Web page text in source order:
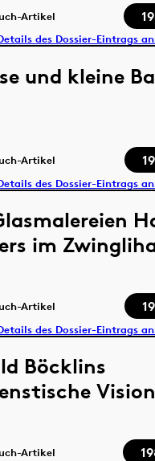
Artikel
des Dossier-Eintrags
und kleine
Artikel
des Dossier-Eintrags
im
Artikel
des Dossier-Eintrags
Böcklins
Artikel